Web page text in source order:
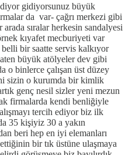
gidiyorsunuz büyük
da var- çağrı merkezi gibi
sıralar herkesin sandalyesi
kıyafet mecburiyeti var
bir saatte servis kalkıyor
büyük atölyeler dev gibi
o binlerce çalışan üst düzey
sizin o kurumda bir kimlik
genç nesil sizler yeni mezun
firmalarda kendi benliğiyle
tercih ediyor biz ilk
35 kişiyiz 30 a yakın
beri hep en iyi elemanları
bir tık üstüne ulaşmaya